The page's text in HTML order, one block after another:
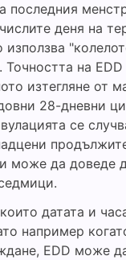
последния
деня на
използва
Точността на
изтегляне от
28-дневни
се
може да доведе
датата и
например
EDD може